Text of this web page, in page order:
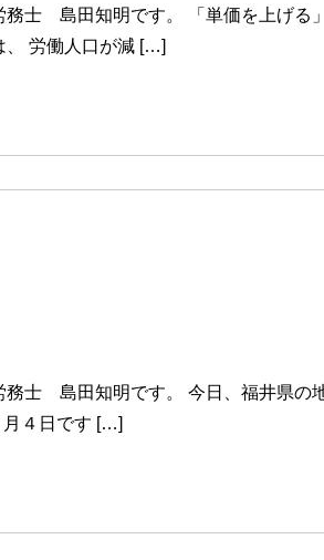
士 島田知明です。 「単価を上げる
、 労働人口が減 […]
士 島田知明です。 今日、福井県の
月４日です […]